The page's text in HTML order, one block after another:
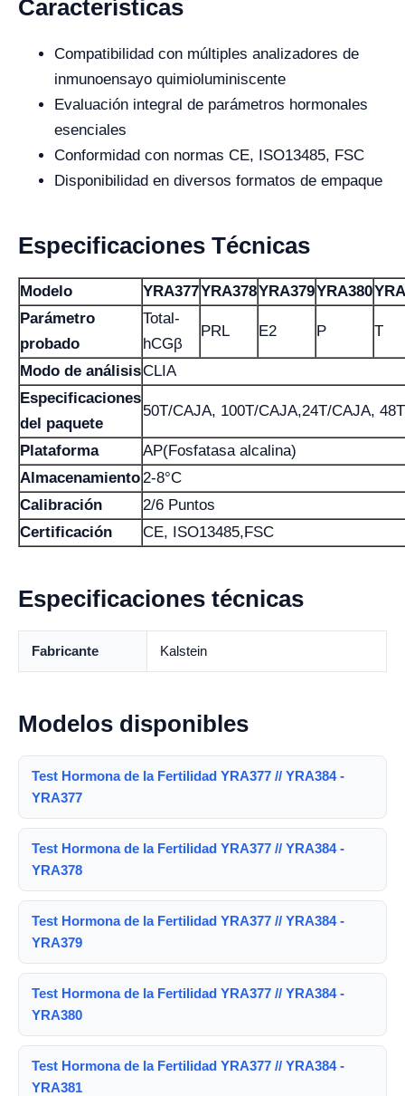
Características
Compatibilidad con múltiples analizadores de
inmunoensayo quimioluminiscente
Evaluación integral de parámetros hormonales
esenciales
Conformidad con normas CE, ISO13485, FSC
Disponibilidad en diversos formatos de empaque
Especificaciones Técnicas
Modelo YRA377YRA378YRA379YRA380
Parámetro
probado
Total-
hCGβ
PRL E2 P T
Modo de análisisCLIA
Especificaciones
del paquete
50T/CAJA, 100T/CAJA,24T/CAJA,
Plataforma
AP(Fosfatasa alcalina)
Almacenamiento2-8°C
Calibración
2/6 Puntos
Certificación
CE, ISO13485,FSC
Especificaciones técnicas
Fabricante Kalstein
Modelos disponibles
Test Hormona de la Fertilidad YRA377 // YRA384 -
YRA377
Test Hormona de la Fertilidad YRA377 // YRA384 -
YRA378
Test Hormona de la Fertilidad YRA377 // YRA384 -
YRA379
Test Hormona de la Fertilidad YRA377 // YRA384 -
YRA380
Test Hormona de la Fertilidad YRA377 // YRA384 -
YRA381